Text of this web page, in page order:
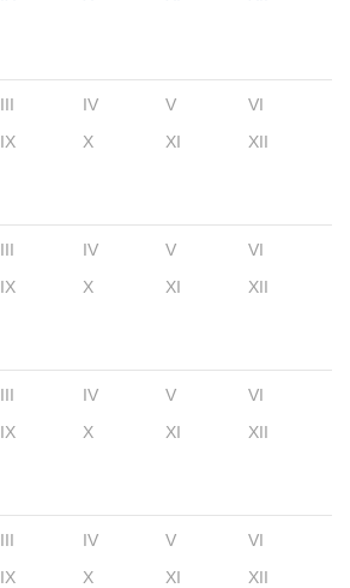
III IV V
VI
IX X XI XII
III IV V
VI
IX X XI XII
III IV V
VI
IX X XI XII
III IV V
VI
IX X XI XII